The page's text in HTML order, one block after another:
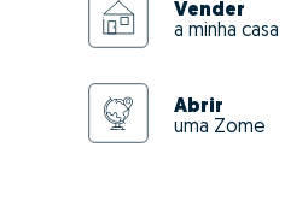
Vender
a minha casa
Abrir
uma Zome